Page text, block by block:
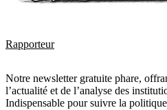
Rapporteur
Notre newsletter gratuite phare,
l’actualité et de l’analyse des
Indispensable pour suivre la